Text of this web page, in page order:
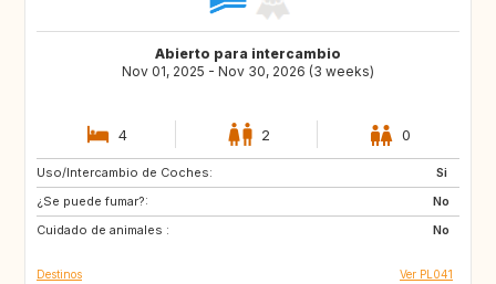
Abierto para intercambio
Nov 01, 2025 - Nov 30, 2026 (3 weeks)
4 2 0
Uso/Intercambio de Coches:
Si
¿Se puede fumar?:
No
Cuidado de animales :
No
JP
EE
DK
Destinos Ver PL041